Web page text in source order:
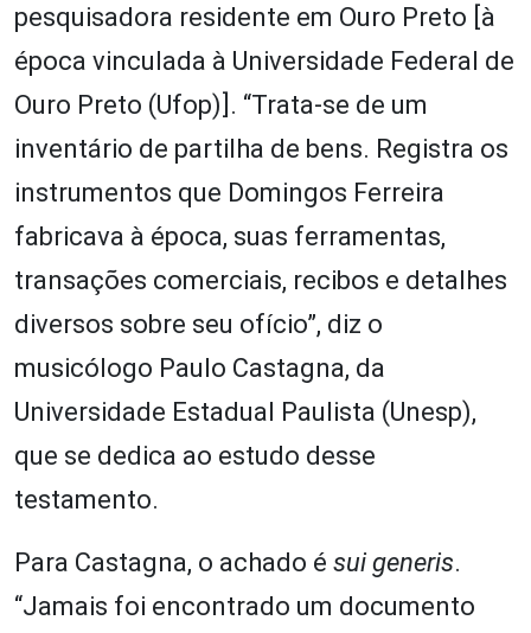
pesquisadora residente em Ouro Preto [à
época vinculada à Universidade Federal de
Ouro Preto (Ufop)]. “Trata-se de um
inventário de partilha de bens. Registra os
instrumentos que Domingos Ferreira
fabricava à época, suas ferramentas,
transações comerciais, recibos e detalhes
diversos sobre seu ofício”, diz o
musicólogo Paulo Castagna, da
Universidade Estadual Paulista (Unesp),
que se dedica ao estudo desse
testamento.
Para Castagna, o achado é sui generis.
“Jamais foi encontrado um documento